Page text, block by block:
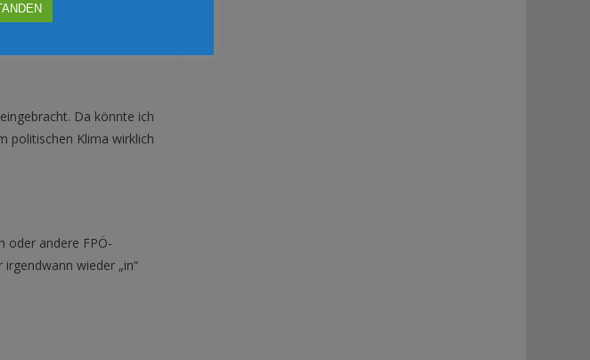
Da könnte ich
politischen Klima wirklich
oder andere FPÖ-
wieder „in“